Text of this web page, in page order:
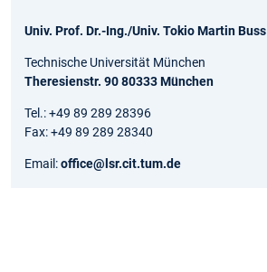
Univ. Prof. Dr.-Ing./Univ. Tokio Martin Buss
Technische Universität München
Theresienstr. 90 80333 München
Tel.: +49 89 289 28396
Fax: +49 89 289 28340
Email:office@lsr.cit.tum.de